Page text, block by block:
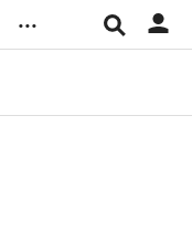
...